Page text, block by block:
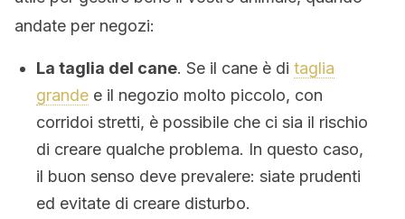
andate per negozi:
La taglia del cane. Se il cane è di taglia
grande e il negozio molto piccolo, con
corridoi stretti, è possibile che ci sia il rischio
di creare qualche problema. In questo caso,
il buon senso deve prevalere: siate prudenti
ed evitate di creare disturbo.